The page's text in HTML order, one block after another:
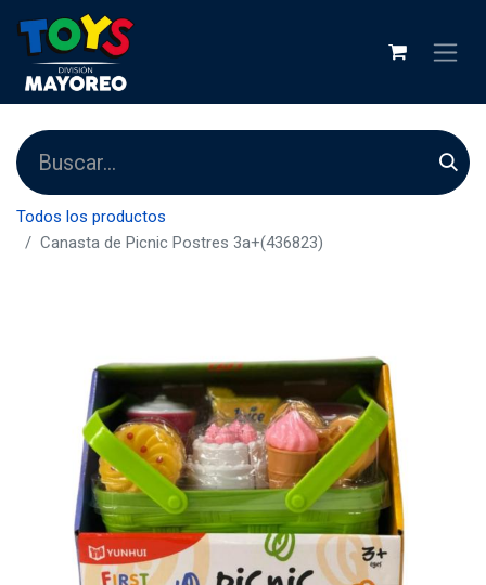
Todos los productos
Canasta de Picnic Postres 3a+(436823)